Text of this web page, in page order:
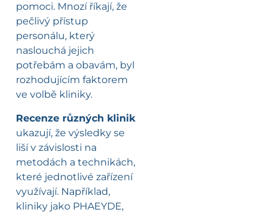
pomoci. Mnozí říkají, že
pečlivý přístup
personálu, který
naslouchá jejich
potřebám a obavám, byl
rozhodujícím faktorem
ve volbě kliniky.
Recenze různých klinik
ukazují, že výsledky se
liší v závislosti na
metodách a technikách,
které jednotlivé zařízení
využívají. Například,
kliniky jako PHAEYDE,